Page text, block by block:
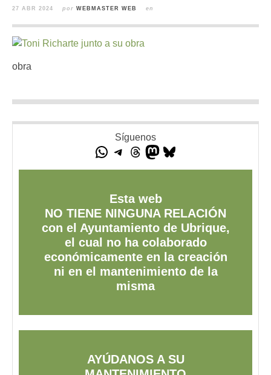
27 ABR 2024 por WEBMASTER WEB en
obra
Síguenos
Esta web
NO TIENE NINGUNA RELACIÓN
con el Ayuntamiento de Ubrique,
el cual no ha colaborado
económicamente en la creación
ni en el mantenimiento de la
misma
AYÚDANOS A SU